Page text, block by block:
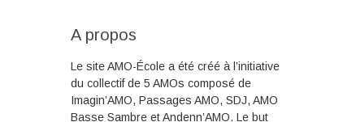
A propos
Le site AMO-École a été créé à l’initiative
du collectif de 5 AMOs composé de
Imagin’AMO, Passages AMO, SDJ, AMO
Basse Sambre et Andenn’AMO. Le but